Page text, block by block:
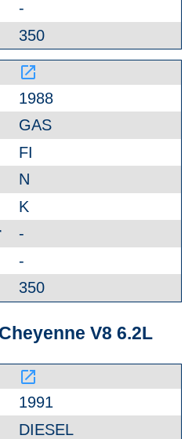
-
350
launch
1988
GAS
FI
N
K
-
-
350
V8 6.2L
launch
1991
DIESEL